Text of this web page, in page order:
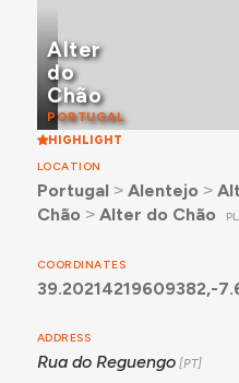
Alter
do
Chão
PORTUGAL
HIGHLIGHT
LOCATION
Portugal ˃ Alentejo ˃
Chão ˃ Alter do Chão
COORDINATES
39.20214219609382,-
ADDRESS
Rua do Reguengo